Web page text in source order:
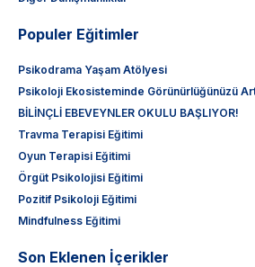
Populer Eğitimler
Psikodrama Yaşam Atölyesi
Psikoloji Ekosisteminde Görünürlüğünüzü
BİLİNÇLİ EBEVEYNLER OKULU BAŞLIYOR!
Travma Terapisi Eğitimi
Oyun Terapisi Eğitimi
Örgüt Psikolojisi Eğitimi
Pozitif Psikoloji Eğitimi
Mindfulness Eğitimi
Son Eklenen İçerikler